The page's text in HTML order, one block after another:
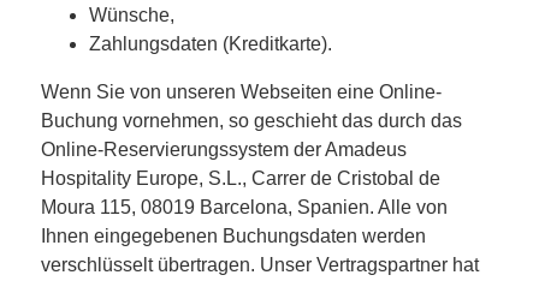
Wünsche,
Zahlungsdaten (Kreditkarte).
Wenn Sie von unseren Webseiten eine Online-
Buchung vornehmen, so geschieht das durch das
Online-Reservierungssystem der Amadeus
Hospitality Europe, S.L., Carrer de Cristobal de
Moura 115, 08019 Barcelona, Spanien. Alle von
Ihnen eingegebenen Buchungsdaten werden
verschlüsselt übertragen. Unser Vertragspartner hat